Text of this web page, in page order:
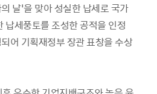
날’을 맞아 성실한 납세로 국가
납세풍토를 조성한 공적을 인정
어 기획재정부 장관 표창을 수상